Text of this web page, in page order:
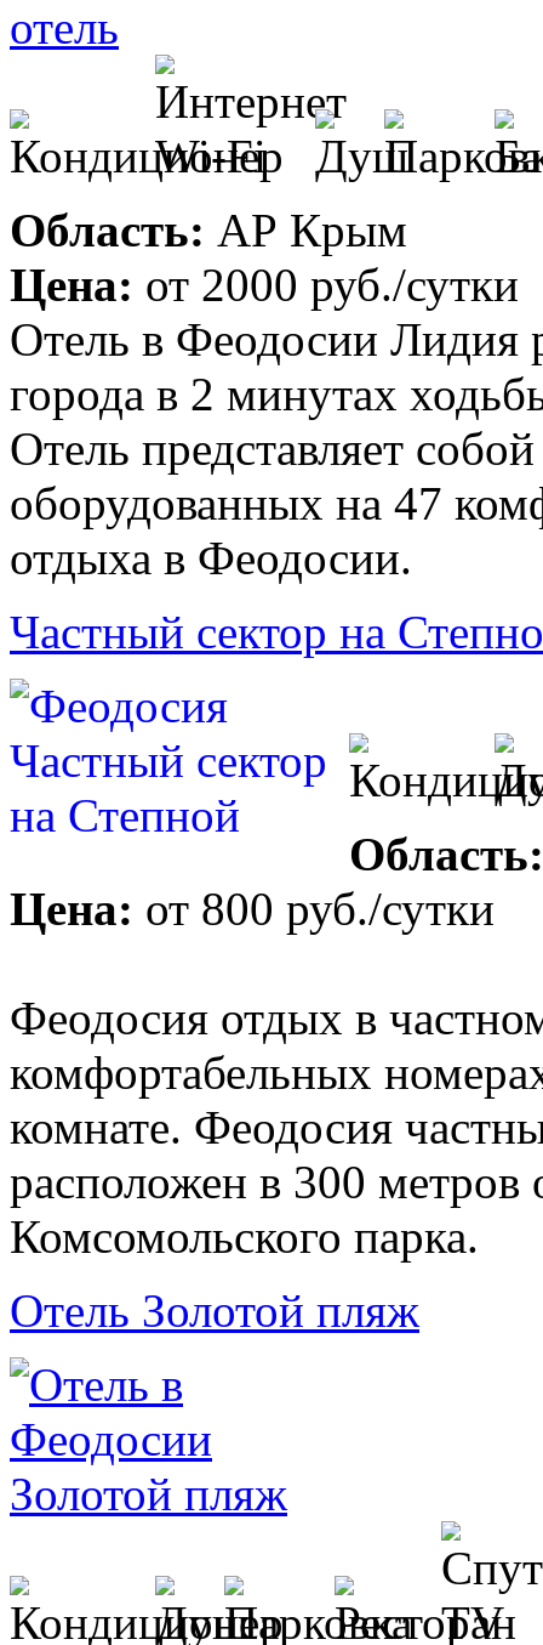
Область: АР Крым
Цена: от 2000 руб./сутки
Отель в Феодосии Лидия
города в 2 минутах
Отель представляет
оборудованных на 47
отдыха в Феодосии.
Частный сектор на
Область:
Цена: от 800 руб./сутки
Феодосия отдых в
комфортабельных
комнате. Феодосия
расположен в 300 метров
Комсомольского парка.
Отель Золотой пляж